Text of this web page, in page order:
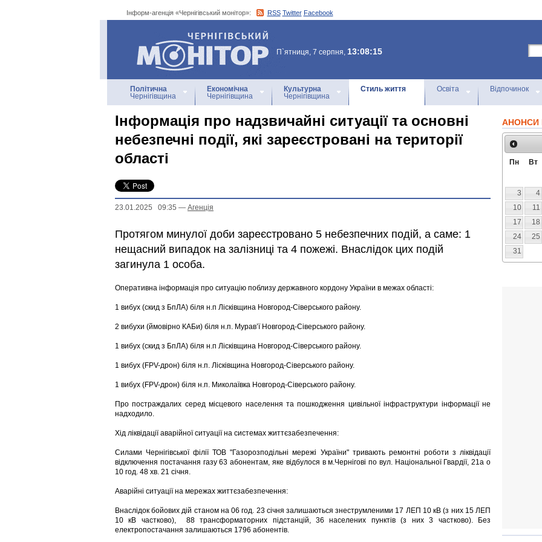
Інформ-агенція «Чернігівський монітор»: RSS Twitter Facebook
Інформ-агенція
«Чернігівський монітор»
П`ятниця, 7 серпня, 13:08:15
Політична
Чернігівщина
Економічна
Чернігівщина
Культурна
Чернігівщина
Стиль життя Освіта Відпочинок
Інформація про надзвичайні ситуації та основні
небезпечні події, які зареєстровані на території
області
23.01.2025 09:35 — Агенцiя
Протягом минулої доби зареєстровано 5 небезпечних подій, а саме: 1
нещасний випадок на залізниці та 4 пожежі. Внаслідок цих подій
загинула 1 особа.
Оперативна інформація про ситуацію поблизу державного кордону України в межах області:
1 вибух (скид з БпЛА) біля н.п Лісківщина Новгород-Сіверського району.
2 вибухи (ймовірно КАБи) біля н.п. Мурав’ї Новгород-Сіверського району.
1 вибух (скид з БпЛА) біля н.п Лісківщина Новгород-Сіверського району.
1 вибух (FPV-дрон) біля н.п. Лісківщина Новгород-Сіверського району.
1 вибух (FPV-дрон) біля н.п. Миколаївка Новгород-Сіверського району.
Про постраждалих серед місцевого населення та пошкодження цивільної інфраструктури інформації не
надходило.
Хід ліквідації аварійної ситуації на системах життєзабезпечення:
Силами Чернігівської філії ТОВ "Газорозподільні мережі України" тривають ремонтні роботи з ліквідації
відключення постачання газу 63 абонентам, яке відбулося в м.Чернігові по вул. Національної Гвардії, 21а о
10 год. 48 хв. 21 січня.
Аварійні ситуації на мережах життєзабезпечення:
Внаслідок бойових дій станом на 06 год. 23 січня залишаються знеструмленими 17 ЛЕП 10 кВ (з них 15 ЛЕП
10 кВ частково), 88 трансформаторних підстанцій, 36 населених пунктів (з них 3 частково). Без
електропостачання залишаються 1796 абонентів.
АНОНСИ
Пн Вт
3
4
10
11
17
18
24
25
31